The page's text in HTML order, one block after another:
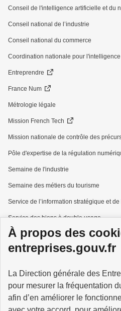
À propos des
entreprises.gouv.fr
La Direction générale des
pour mesurer la fréquentation
afin d’en améliorer le
Conseil de l'intelligence artificielle et du
Conseil national de l’industrie
Conseil national du commerce
Coordination nationale pour
Entreprendre
France Num
Métrologie légale
Mission French Tech
Mission nationale de contrôle des
Pôle d'expertise de la régulation
Semaine de l'industrie
Semaine des métiers du tourisme
Service de l’information stratégique et
Service des biens à double usage
Services à la personne
GOUVERNEMENT